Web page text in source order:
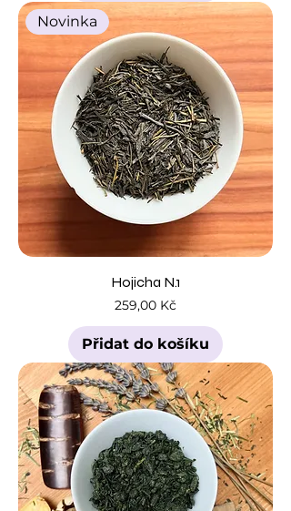
Novinka
Hojicha N.1
Cena
259,00 Kč
Přidat do košíku